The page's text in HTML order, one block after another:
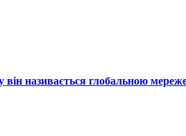
називається глобальною